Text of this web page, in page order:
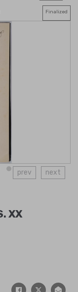
Finalized
prev next
XX